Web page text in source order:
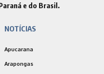
e do Brasil.
NOTÍCIAS
Apucarana
Arapongas